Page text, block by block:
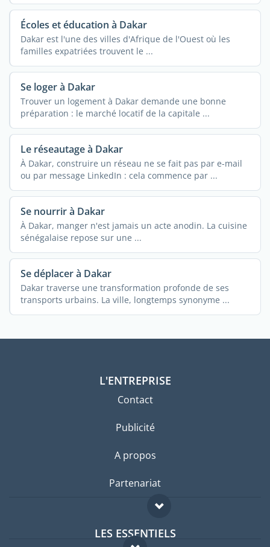
Écoles et éducation à Dakar
Dakar est l'une des villes d'Afrique de l'Ouest où les
familles expatriées trouvent le ...
Se loger à Dakar
Trouver un logement à Dakar demande une bonne
préparation : le marché locatif de la capitale ...
Le réseautage à Dakar
À Dakar, construire un réseau ne se fait pas par e-mail
ou par message LinkedIn : cela commence par ...
Se nourrir à Dakar
À Dakar, manger n'est jamais un acte anodin. La cuisine
sénégalaise repose sur une ...
Se déplacer à Dakar
Dakar traverse une transformation profonde de ses
transports urbains. La ville, longtemps synonyme ...
L'ENTREPRISE
Contact
Publicité
A propos
Partenariat
LES ESSENTIELS